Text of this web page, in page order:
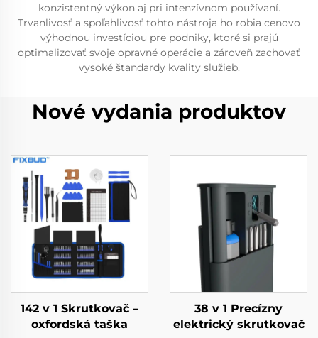
konzistentný výkon aj pri intenzívnom používaní.
Trvanlivosť a spoľahlivosť tohto nástroja ho robia cenovo
výhodnou investíciou pre podniky, ktoré si prajú
optimalizovať svoje opravné operácie a zároveň zachovať
vysoké štandardy kvality služieb.
Nové vydania produktov
142 v 1 Skrutkovač –
oxfordská taška
38 v 1 Precízny
elektrický skrutkovač